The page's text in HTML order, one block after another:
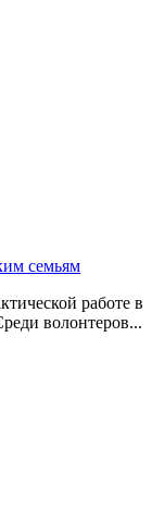
семьям
работе в
волонтеров...